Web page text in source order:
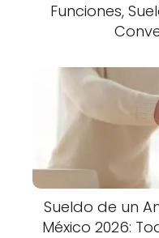
Funciones,
Sueldo de un
México 2026: